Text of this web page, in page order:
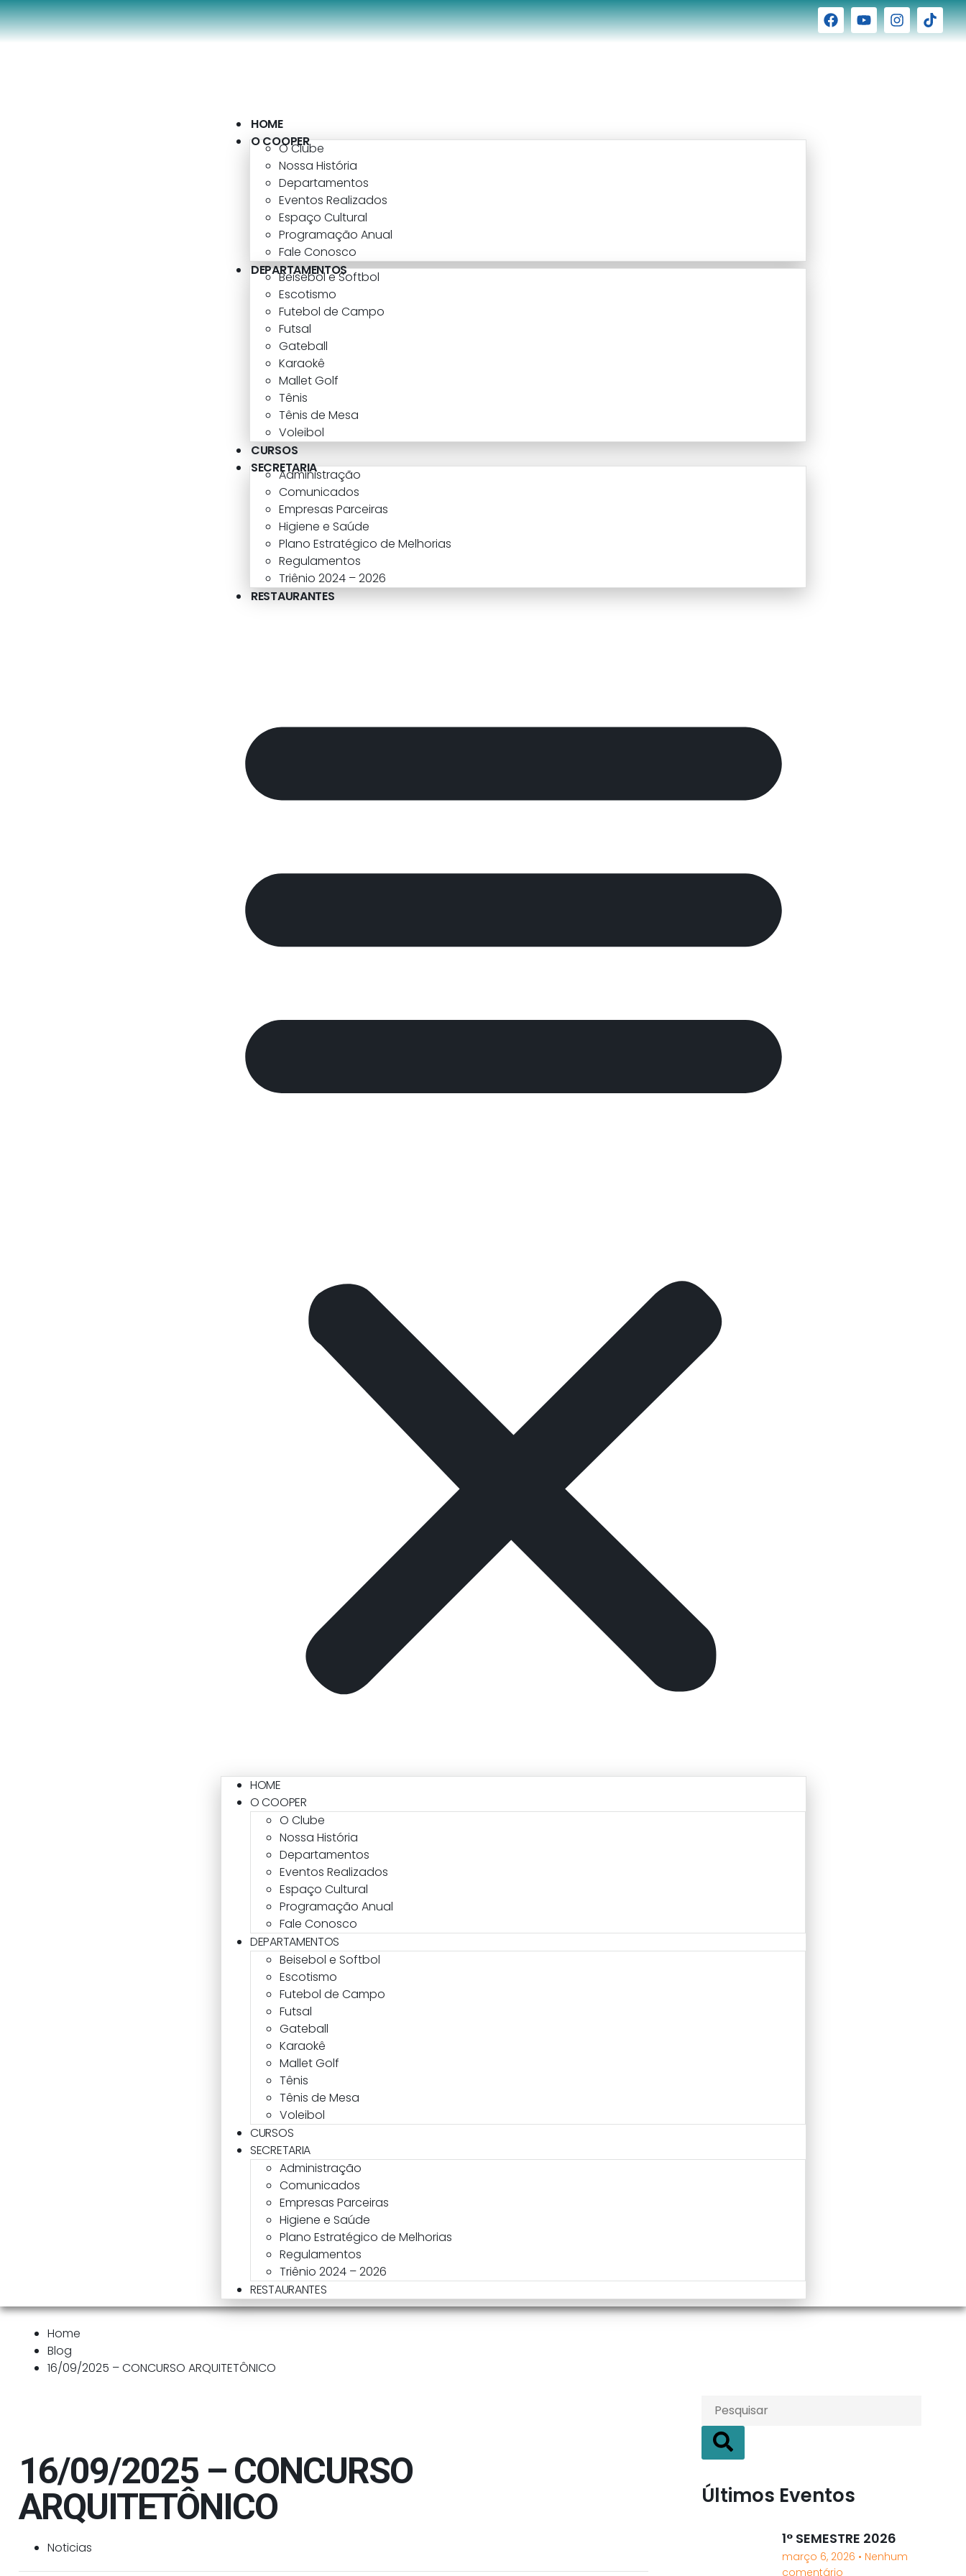
HOME
O COOPER
O Clube
Nossa História
Departamentos
Eventos Realizados
Espaço Cultural
Programação Anual
Fale Conosco
DEPARTAMENTOS
Beisebol e Softbol
Escotismo
Futebol de Campo
Futsal
Gateball
Karaokê
Mallet Golf
Tênis
Tênis de Mesa
Voleibol
CURSOS
SECRETARIA
Administração
Comunicados
Empresas Parceiras
Higiene e Saúde
Plano Estratégico de Melhorias
Regulamentos
Triênio 2024 – 2026
RESTAURANTES
HOME
O COOPER
O Clube
Nossa História
Departamentos
Eventos Realizados
Espaço Cultural
Programação Anual
Fale Conosco
DEPARTAMENTOS
Beisebol e Softbol
Escotismo
Futebol de Campo
Futsal
Gateball
Karaokê
Mallet Golf
Tênis
Tênis de Mesa
Voleibol
CURSOS
SECRETARIA
Administração
Comunicados
Empresas Parceiras
Higiene e Saúde
Plano Estratégico de Melhorias
Regulamentos
Triênio 2024 – 2026
RESTAURANTES
Home
Blog
16/09/2025 – CONCURSO ARQUITETÔNICO
16/09/2025 – CONCURSO
ARQUITETÔNICO
Noticias
Últimos Eventos
1° SEMESTRE 2026
março 6, 2026
Nenhum
comentário